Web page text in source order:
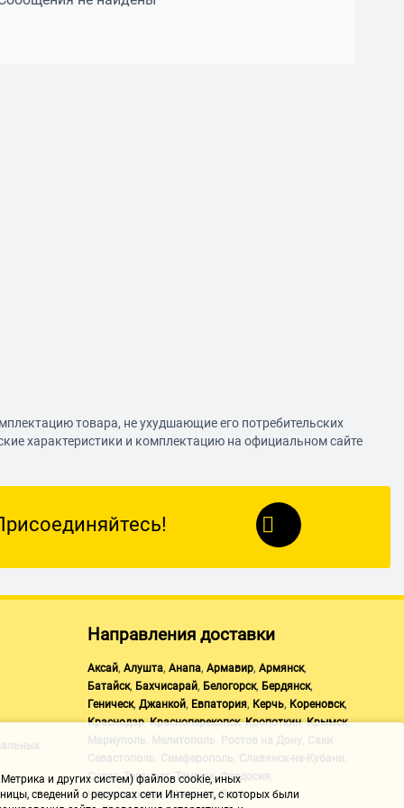
товара, не ухудшающие его потребительских
характеристики и комплектацию на официальном сайте
Направления доставки
Аксай, Алушта, Анапа, Армавир, Армянск,
Батайск, Бахчисарай, Белогорск, Бердянск,
Геническ, Джанкой, Евпатория, Керчь, Кореновск,
Краснодар,Красноперекопск,Кропоткин,Крымск,
Мариуполь Мелитополь Ростов на Дону Саки
Севастополь Симферополь Славянск-на-Кубани
Судак,Таганрог,Темрюк,Феодосия
Черноморское ,Щелкино,Ялта
и других систем) файлов cookie, иных
сведений о ресурсах сети Интернет, с которых были